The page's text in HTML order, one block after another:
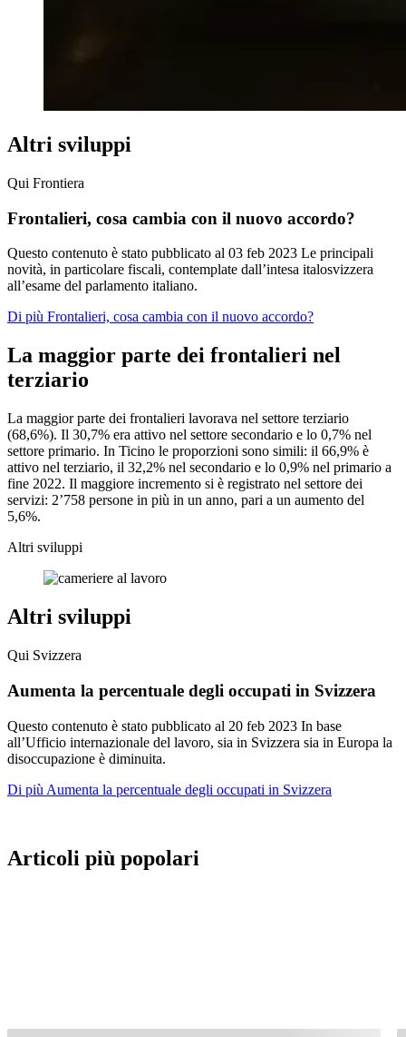
Altri sviluppi
Qui Frontiera
Frontalieri, cosa cambia con il nuovo accordo?
Questo contenuto è stato pubblicato al 03 feb 2023 Le principali
novità, in particolare fiscali, contemplate dall’intesa italosvizzera
all’esame del parlamento italiano.
Di più Frontalieri, cosa cambia con il nuovo accordo?
La maggior parte dei frontalieri nel
terziario
La maggior parte dei frontalieri lavorava nel settore terziario
(68,6%). Il 30,7% era attivo nel settore secondario e lo 0,7% nel
settore primario. In Ticino le proporzioni sono simili: il 66,9% è
attivo nel terziario, il 32,2% nel secondario e lo 0,9% nel primario a
fine 2022. Il maggiore incremento si è registrato nel settore dei
servizi: 2’758 persone in più in un anno, pari a un aumento del
5,6%.
Altri sviluppi
Altri sviluppi
Qui Svizzera
Aumenta la percentuale degli occupati in Svizzera
Questo contenuto è stato pubblicato al 20 feb 2023 In base
all’Ufficio internazionale del lavoro, sia in Svizzera sia in Europa la
disoccupazione è diminuita.
Di più Aumenta la percentuale degli occupati in Svizzera
Articoli più popolari